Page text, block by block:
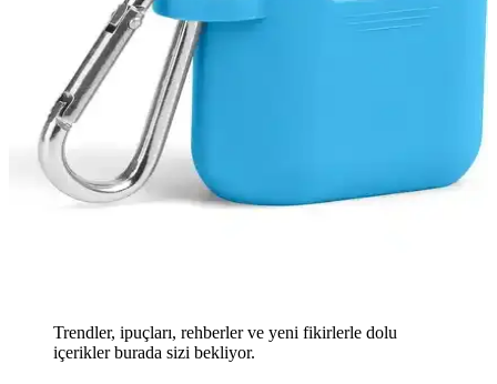
Trendler, ipuçları, rehberler ve yeni fikirlerle dolu
içerikler burada sizi bekliyor.